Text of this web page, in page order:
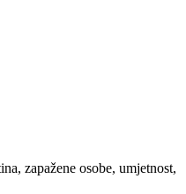
zapažene osobe, umjetnost,